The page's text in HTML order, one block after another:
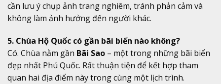
cần lưu ý chụp ảnh trang nghiêm, tránh phản cảm và
không làm ảnh hưởng đến người khác.
5. Chùa Hộ Quốc có gần bãi biển nào không?
Có. Chùa nằm gần Bãi Sao – một trong những bãi biển
đẹp nhất Phú Quốc. Rất thuận tiện để kết hợp tham
quan hai địa điểm này trong cùng một lịch trình.